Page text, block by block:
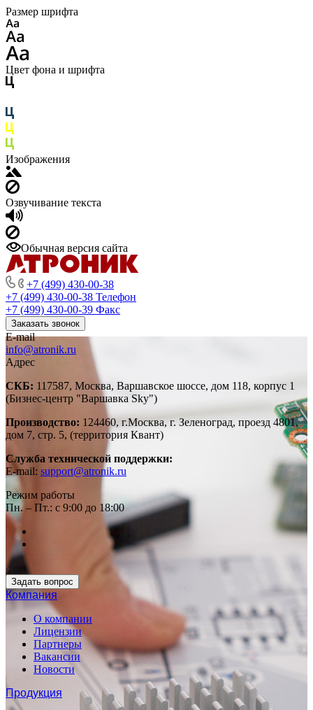
Размер шрифта
Цвет фона и шрифта
Изображения
Озвучивание текста
Обычная версия сайта
+7 (499) 430-00-38
+7 (499) 430-00-38 Телефон
+7 (499) 430-00-39 Факс
Заказать звонок
E-mail
info@atronik.ru
Адрес
СКБ: 117587, Москва, Варшавское шоссе, дом 118, корпус 1
(Бизнес-центр "Варшавка Sky")
Производство: 124460, г.Москва, г. Зеленоград, проезд 4801,
дом 7, стр. 5, (территория Квант)
Служба технической поддержки:
E-mail: support@atronik.ru
Режим работы
Пн. – Пт.: с 9:00 до 18:00
Задать вопрос
Компания
О компании
Лицензии
Партнеры
Вакансии
Новости
Продукция